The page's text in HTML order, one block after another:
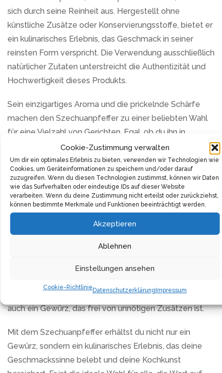
Cookie-Zustimmung verwalten
Um dir ein optimales Erlebnis zu bieten, verwenden wir Technologien wie
Cookies, um Geräteinformationen zu speichern und/oder darauf
zuzugreifen. Wenn du diesen Technologien zustimmst, können wir Daten
wie das Surfverhalten oder eindeutige IDs auf dieser Website
verarbeiten. Wenn du deine Zustimmung nicht erteilst oder zurückziehst,
können bestimmte Merkmale und Funktionen beeinträchtigt werden.
Akzeptieren
Ablehnen
Einstellungen ansehen
Cookie-RichtlinieDatenschutzerklärung Impressum
sich durch seine Reinheit aus. Hergestellt ohne
künstliche Zusätze oder Konservierungsstoffe, bietet er
ein kulinarisches Erlebnis, das Geschmack in seiner
reinsten Form verspricht. Die Verwendung ausschließlich
natürlicher Zutaten unterstreicht die Authentizität und
Hochwertigkeit dieses Produkts.
Sein einzigartiges Aroma und die prickelnde Schärfe
machen den Szechuanpfeffer zu einer beliebten Wahl
für eine Vielzahl von Gerichten. Egal, ob du ihn in
klassischen chinesischen Rezepten oder als
experimentelles Gewürz in deiner eigenen
Küchenkreation einsetzt, er wird deinen Gerichten eine
unverwechselbare Note verleihen. Seine Vielseitigkeit
macht ihn zu einem Muss in jeder Gewürzsammlung.
Was den Szechuanpfeffer besonders macht, ist nicht
Engagement für Qualität und Umweltbewusstsein.
nur nachhaltige Anbaumethoden, sondern sicherst dir
auch ein Gewürz, das frei von unnötigen Zusätzen ist.
Mit dem Szechuanpfeffer erhältst du nicht nur ein
Gewürz, sondern ein kulinarisches Erlebnis, das deine
Geschmackssinne belebt und deine Kochkunst